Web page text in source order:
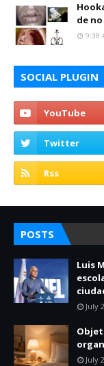
de
9:38
SOCIAL PLUGIN
POSTS
Luis
July
July